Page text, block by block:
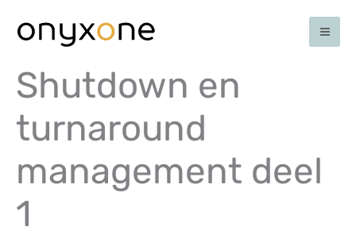
naar
inhoud
Shutdown en
turnaround
management deel
1